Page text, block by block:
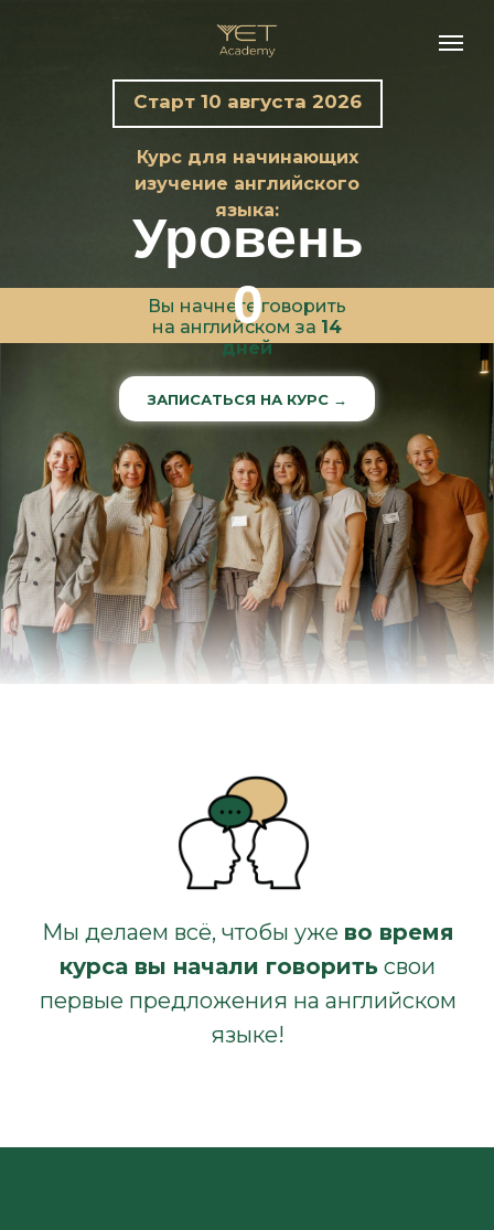
ЗАПИСАТЬСЯ НА КУРС →
Вы начнете говорить
на английском за 14
дней
Уровень
0
Старт 10 августа 2026
Курс для начинающих
изучение английского
языка:
Мы делаем всё, чтобы уже во время
курса вы начали говорить свои
первые предложения на английском
языке!